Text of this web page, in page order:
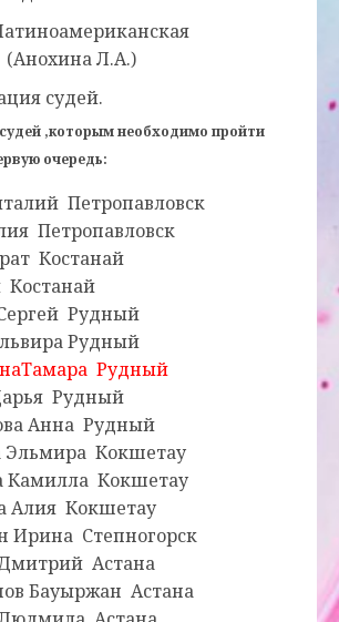
Л.А.)
судей.
,которым необходимо пройти
очередь:
Петропавловск
Петропавловск
Костанай
Костанай
Рудный
Рудный
Рудный
Рудный
Анна Рудный
Эльмира Кокшетау
Камилла Кокшетау
Алия Кокшетау
Ирина Степногорск
Астана
Бауыржан Астана